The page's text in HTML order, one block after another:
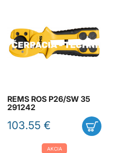
REMS ROS P26/SW 35
291242
103.55 €
AKCIA